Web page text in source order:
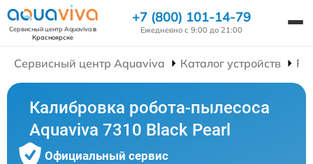
Сервисный центр Aquavivaв
Красноярске
+7 (800) 101-14-79
Ежедневно с 9:00 до 21:00
Сервисный центр Aquaviva Каталог устройств
Калибровка робота-пылесоса
Aquaviva 7310 Black Pearl
Официальный сервис